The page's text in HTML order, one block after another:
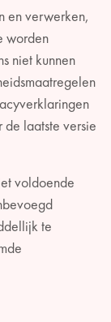
en verwerken,
worden
niet kunnen
laatste versie
voldoende
te